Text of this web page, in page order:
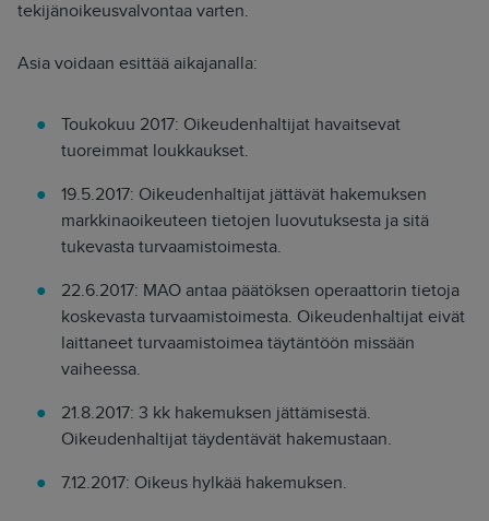
tekijänoikeusvalvontaa varten.
Asia voidaan esittää aikajanalla:
Toukokuu 2017: Oikeudenhaltijat havaitsevat
tuoreimmat loukkaukset.
19.5.2017: Oikeudenhaltijat jättävät hakemuksen
markkinaoikeuteen tietojen luovutuksesta ja sitä
tukevasta turvaamistoimesta.
22.6.2017: MAO antaa päätöksen operaattorin tietoja
koskevasta turvaamistoimesta. Oikeudenhaltijat eivät
laittaneet turvaamistoimea täytäntöön missään
vaiheessa.
21.8.2017: 3 kk hakemuksen jättämisestä.
Oikeudenhaltijat täydentävät hakemustaan.
7.12.2017: Oikeus hylkää hakemuksen.